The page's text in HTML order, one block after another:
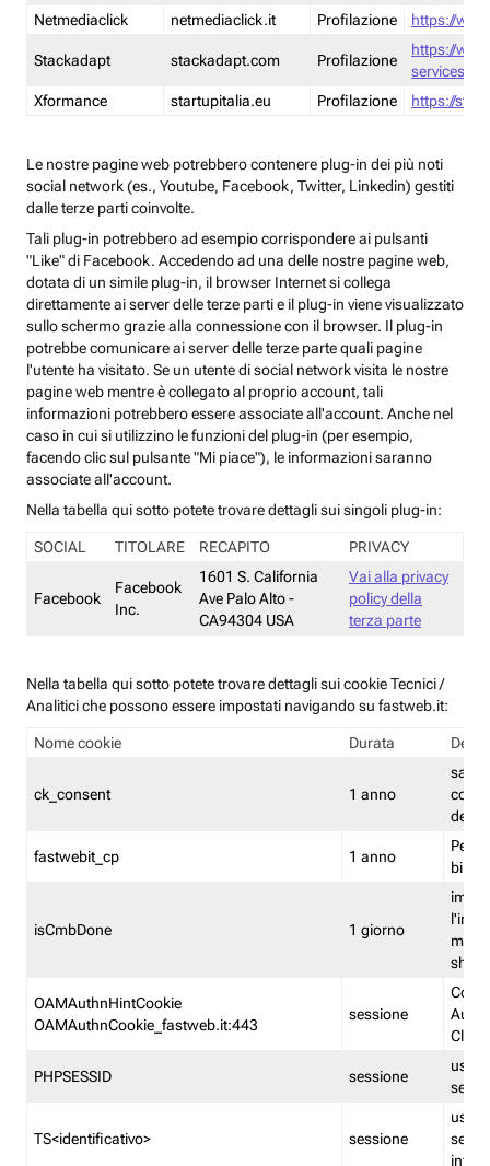
Netmediaclick
netmediaclick.it Profilazione https://
Stackadapt stackadapt.com Profilazione
https://
services-
Xformance
startupitalia.eu Profilazione https://
Le nostre pagine web potrebbero contenere plug-in dei più noti
social network (es., Youtube, Facebook, Twitter, Linkedin) gestiti
dalle terze parti coinvolte.
Tali plug-in potrebbero ad esempio corrispondere ai pulsanti
"Like" di Facebook. Accedendo ad una delle nostre pagine web,
dotata di un simile plug-in, il browser Internet si collega
direttamente ai server delle terze parti e il plug-in viene visualizzato
sullo schermo grazie alla connessione con il browser. Il plug-in
potrebbe comunicare ai server delle terze parte quali pagine
l'utente ha visitato. Se un utente di social network visita le nostre
pagine web mentre è collegato al proprio account, tali
informazioni potrebbero essere associate all'account. Anche nel
caso in cui si utilizzino le funzioni del plug-in (per esempio,
facendo clic sul pulsante "Mi piace"), le informazioni saranno
associate all'account.
Nella tabella qui sotto potete trovare dettagli sui singoli plug-in:
SOCIAL TITOLARE RECAPITO PRIVACY
Facebook
Facebook
Inc.
1601 S. California
Ave Palo Alto -
CA94304 USA
Vai alla privacy
policy della
terza parte
Nella tabella qui sotto potete trovare dettagli sui cookie Tecnici /
Analitici che possono essere impostati navigando su fastweb.it:
Nome cookie Durata
ck_consent 1 anno
salva
dei
fastwebit_cp 1 anno
isCmbDone 1 giorno
shp
OAMAuthnHintCookie
OAMAuthnCookie_fastweb.it:443
sessione
PHPSESSID sessione
TS<identificativo> sessione